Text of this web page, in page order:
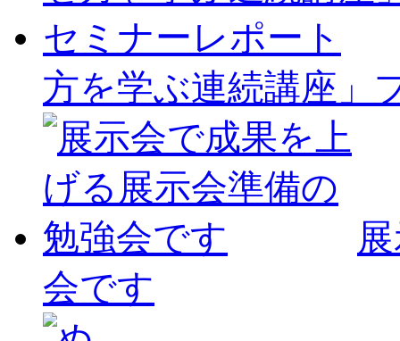
方を学ぶ連続講座」
会です